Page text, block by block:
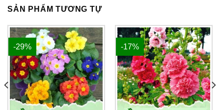
SẢN PHẨM TƯƠNG TỰ
-29% -17%